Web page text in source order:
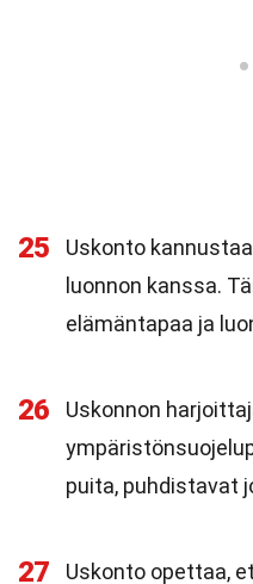
25
Uskonto
luonnon kanssa.
elämäntapaa ja
26
Uskonnon
puita, puhdistavat
27
Uskonto opettaa,